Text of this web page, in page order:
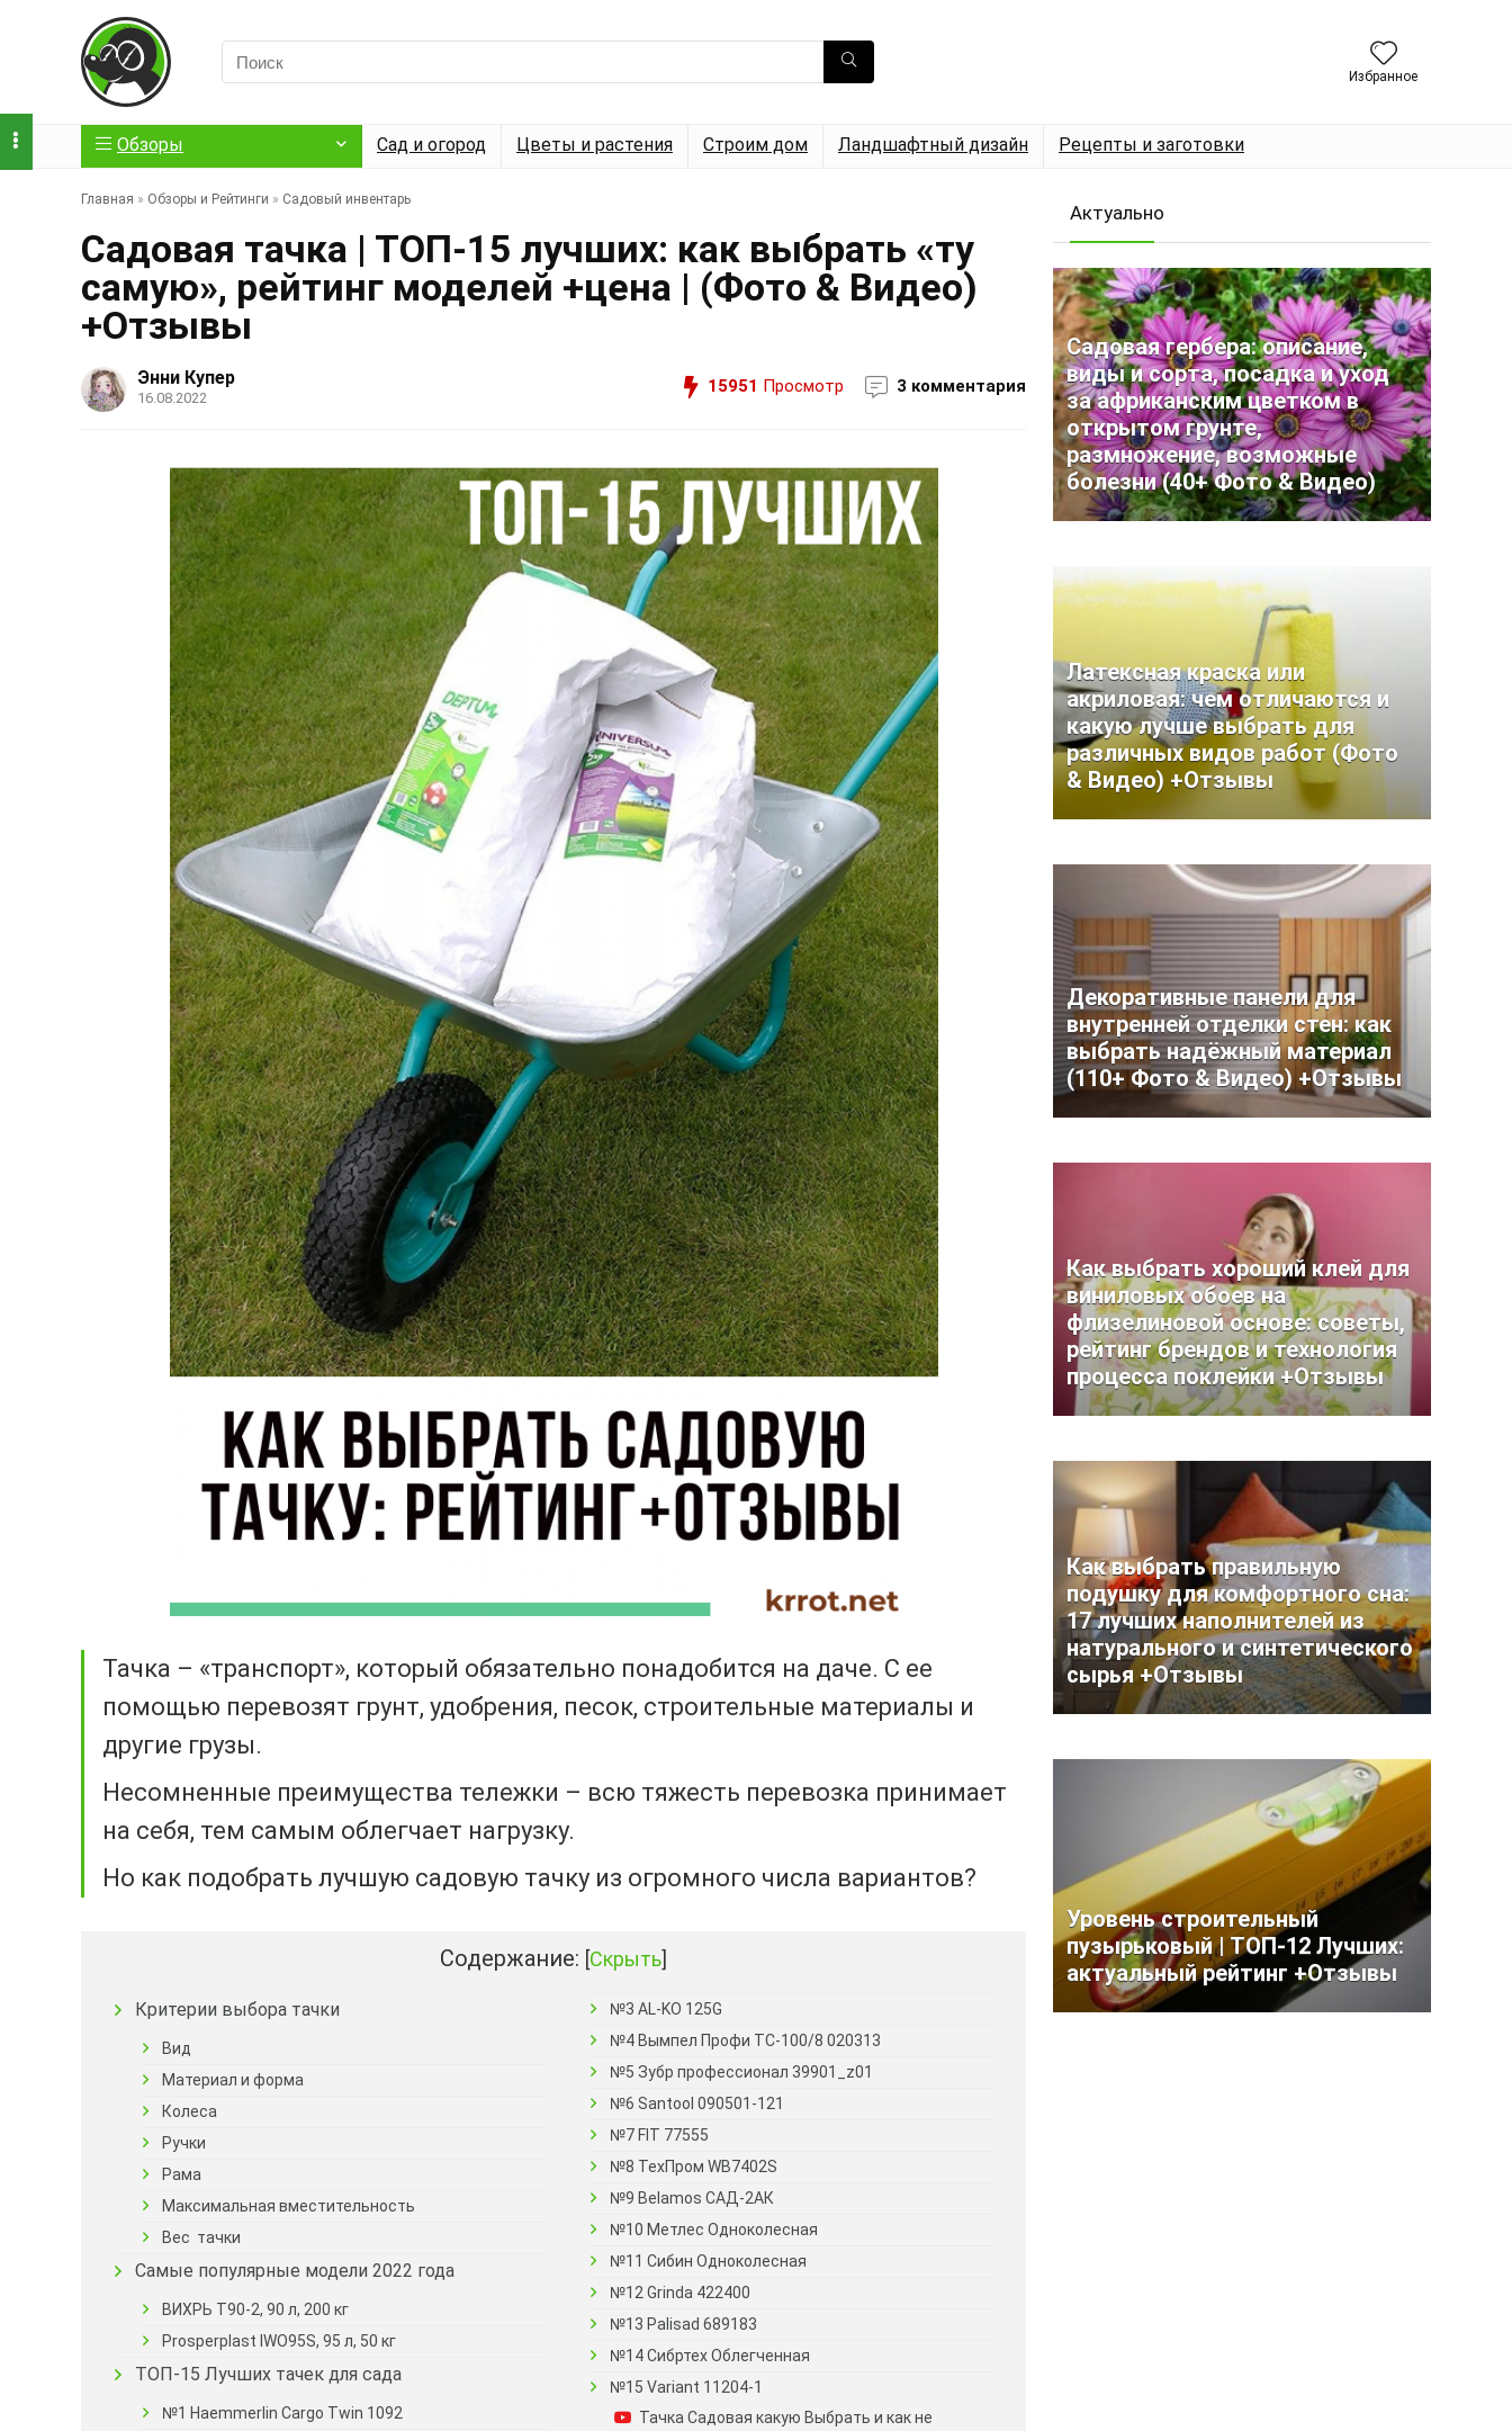
Избранное
Обзоры Сад и огород Цветы и растения Строим дом Ландшафтный дизайн Рецепты и заготовки
Главная » Обзоры и Рейтинги » Садовый инвентарь
Садовая тачка | ТОП-15 лучших: как выбрать «ту
самую», рейтинг моделей +цена | (Фото & Видео)
+Отзывы
Энни Купер
16.08.2022
15951 Просмотр 3 комментария
Тачка – «транспорт», который обязательно понадобится на даче. С ее
помощью перевозят грунт, удобрения, песок, строительные материалы и
другие грузы.
Несомненные преимущества тележки – всю тяжесть перевозка принимает
на себя, тем самым облегчает нагрузку.
Но как подобрать лучшую садовую тачку из огромного числа вариантов?
Содержание: [Скрыть]
Критерии выбора тачки
Вид
Материал и форма
Колеса
Ручки
Рама
Максимальная вместительность
Вес тачки
Самые популярные модели 2022 года
ВИХРЬ Т90-2, 90 л, 200 кг
Prosperplast IWO95S, 95 л, 50 кг
ТОП-15 Лучших тачек для сада
№1 Haemmerlin Cargo Twin 1092
№3 AL-KO 125G
№4 Вымпел Профи ТС-100/8 020313
№5 Зубр профессионал 39901_z01
№6 Santool 090501-121
№7 FIT 77555
№8 ТехПром WB7402S
№9 Belamos САД-2АК
№10 Метлес Одноколесная
№11 Сибин Одноколесная
№12 Grinda 422400
№13 Palisad 689183
№14 Сибртех Облегченная
№15 Variant 11204-1
Тачка Садовая какую Выбрать и как не
Актуально
Садовая гербера: описание,
виды и сорта, посадка и уход
за африканским цветком в
открытом грунте,
размножение, возможные
болезни (40+ Фото & Видео)
Латексная краска или
акриловая: чем отличаются и
какую лучше выбрать для
различных видов работ (Фото
& Видео) +Отзывы
Декоративные панели для
внутренней отделки стен: как
выбрать надёжный материал
(110+ Фото & Видео) +Отзывы
Как выбрать хороший клей для
виниловых обоев на
флизелиновой основе: советы,
рейтинг брендов и технология
процесса поклейки +Отзывы
Как выбрать правильную
подушку для комфортного сна:
17 лучших наполнителей из
натурального и синтетического
сырья +Отзывы
Уровень строительный
пузырьковый | ТОП-12 Лучших:
актуальный рейтинг +Отзывы